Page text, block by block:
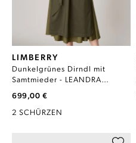
LIMBERRY
Dunkelgrünes Dirndl mit
Samtmieder - LEANDRA
699,00 €
2 SCHÜRZEN